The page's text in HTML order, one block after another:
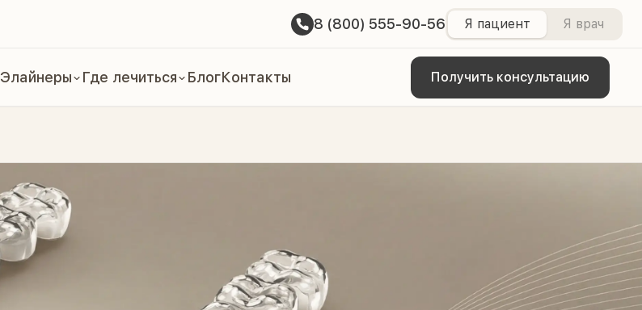
8 (800) 555-90-56 Я пациент Я врач
Элайнеры Где лечиться БлогКонтакты Получить консультацию